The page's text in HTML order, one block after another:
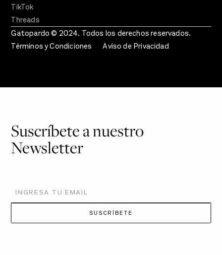
TikTok
Threads
Gatopardo © 2024. Todos los derechos reservados.
Términos y Condiciones
Aviso de Privacidad
Suscríbete a nuestro
Newsletter